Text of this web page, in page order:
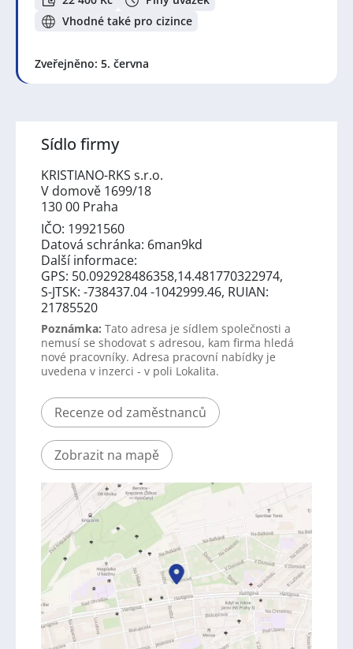
Vhodné také pro cizince
Zveřejněno: 5. června
Sídlo firmy
KRISTIANO-RKS s.r.o.
V domově 1699/18
130 00 Praha
IČO: 19921560
Datová schránka: 6man9kd
Další informace:
GPS: 50.092928486358,14.481770322974,
S-JTSK: -738437.04 -1042999.46, RUIAN:
21785520
Poznámka: Tato adresa je sídlem společnosti a
nemusí se shodovat s adresou, kam firma hledá
nové pracovníky. Adresa pracovní nabídky je
uvedena v inzerci - v poli Lokalita.
Recenze od zaměstnanců
Zobrazit na mapě